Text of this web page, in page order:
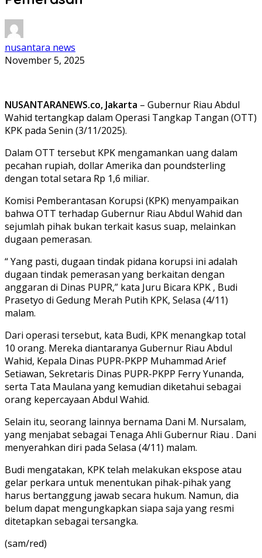
nusantara news
November 5, 2025
NUSANTARANEWS.co, Jakarta – Gubernur Riau Abdul
Wahid tertangkap dalam Operasi Tangkap Tangan (OTT)
KPK pada Senin (3/11/2025).
Dalam OTT tersebut KPK mengamankan uang dalam
pecahan rupiah, dollar Amerika dan poundsterling
dengan total setara Rp 1,6 miliar.
Komisi Pemberantasan Korupsi (KPK) menyampaikan
bahwa OTT terhadap Gubernur Riau Abdul Wahid dan
sejumlah pihak bukan terkait kasus suap, melainkan
dugaan pemerasan.
“ Yang pasti, dugaan tindak pidana korupsi ini adalah
dugaan tindak pemerasan yang berkaitan dengan
anggaran di Dinas PUPR,” kata Juru Bicara KPK , Budi
Prasetyo di Gedung Merah Putih KPK, Selasa (4/11)
malam.
Dari operasi tersebut, kata Budi, KPK menangkap total
10 orang. Mereka diantaranya Gubernur Riau Abdul
Wahid, Kepala Dinas PUPR-PKPP Muhammad Arief
Setiawan, Sekretaris Dinas PUPR-PKPP Ferry Yunanda,
serta Tata Maulana yang kemudian diketahui sebagai
orang kepercayaan Abdul Wahid.
Selain itu, seorang lainnya bernama Dani M. Nursalam,
yang menjabat sebagai Tenaga Ahli Gubernur Riau . Dani
menyerahkan diri pada Selasa (4/11) malam.
Budi mengatakan, KPK telah melakukan ekspose atau
gelar perkara untuk menentukan pihak-pihak yang
harus bertanggung jawab secara hukum. Namun, dia
belum dapat mengungkapkan siapa saja yang resmi
ditetapkan sebagai tersangka.
(sam/red)